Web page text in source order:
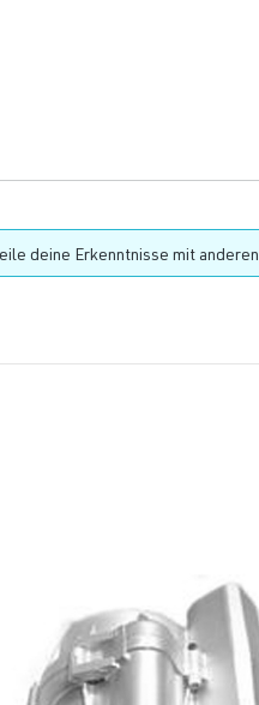
deine Erkenntnisse mit anderen.